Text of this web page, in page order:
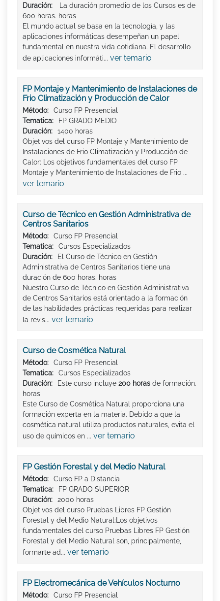
Duración:
La duración promedio de los Cursos es de
600 horas. horas
El mundo actual se basa en la tecnología, y las
aplicaciones informáticas desempeñan un papel
fundamental en nuestra vida cotidiana. El desarrollo
de aplicaciones informáti... ver temario
FP Montaje y Mantenimiento de Instalaciones de
Frio Climatización y Producción de Calor
Método:
Curso FP Presencial
Tematica:
FP GRADO MEDIO
Duración:
1400 horas
Objetivos del curso FP Montaje y Mantenimiento de
Instalaciones de Frio Climatización y Producción de
Calor: Los objetivos fundamentales del curso FP
Montaje y Mantenimiento de Instalaciones de Frio ...
ver temario
Curso de Técnico en Gestión Administrativa de
Centros Sanitarios
Método:
Curso FP Presencial
Tematica:
Cursos Especializados
Duración:
El Curso de Técnico en Gestión
Administrativa de Centros Sanitarios tiene una
duración de 600 horas. horas
Nuestro Curso de Técnico en Gestión Administrativa
de Centros Sanitarios está orientado a la formación
de las habilidades prácticas requeridas para realizar
la revis... ver temario
Curso de Cosmética Natural
Método:
Curso FP Presencial
Tematica:
Cursos Especializados
Duración:
Este curso incluye 200 horas de formación.
horas
Este Curso de Cosmética Natural proporciona una
formación experta en la materia. Debido a que la
cosmética natural utiliza productos naturales, evita el
uso de químicos en ... ver temario
FP Gestión Forestal y del Medio Natural
Método:
Curso FP a Distancia
Tematica:
FP GRADO SUPERIOR
Duración:
2000 horas
Objetivos del curso Pruebas Libres FP Gestión
Forestal y del Medio Natural:Los objetivos
fundamentales del curso Pruebas Libres FP Gestión
Forestal y del Medio Natural son, principalmente,
formarte ad... ver temario
FP Electromecánica de Vehículos Nocturno
Método:
Curso FP Presencial